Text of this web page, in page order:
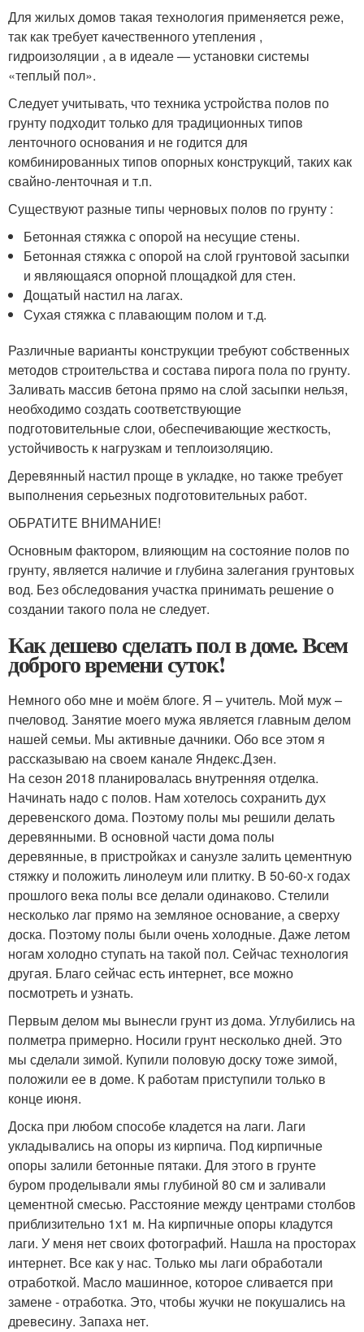
Для жилых домов такая технология применяется реже,
так как требует качественного утепления ,
гидроизоляции , а в идеале — установки системы
«теплый пол».
Следует учитывать, что техника устройства полов по
грунту подходит только для традиционных типов
ленточного основания и не годится для
комбинированных типов опорных конструкций, таких как
свайно-ленточная и т.п.
Существуют разные типы черновых полов по грунту :
Бетонная стяжка с опорой на несущие стены.
Бетонная стяжка с опорой на слой грунтовой засыпки
и являющаяся опорной площадкой для стен.
Дощатый настил на лагах.
Сухая стяжка с плавающим полом и т.д.
Различные варианты конструкции требуют собственных
методов строительства и состава пирога пола по грунту.
Заливать массив бетона прямо на слой засыпки нельзя,
необходимо создать соответствующие
подготовительные слои, обеспечивающие жесткость,
устойчивость к нагрузкам и теплоизоляцию.
Деревянный настил проще в укладке, но также требует
выполнения серьезных подготовительных работ.
ОБРАТИТЕ ВНИМАНИЕ!
Основным фактором, влияющим на состояние полов по
грунту, является наличие и глубина залегания грунтовых
вод. Без обследования участка принимать решение о
создании такого пола не следует.
Как дешево сделать пол в доме. Всем
доброго времени суток!
Немного обо мне и моём блоге. Я – учитель. Мой муж –
пчеловод. Занятие моего мужа является главным делом
нашей семьи. Мы активные дачники. Обо все этом я
рассказываю на своем канале Яндекс.Дзен.
На сезон 2018 планировалась внутренняя отделка.
Начинать надо с полов. Нам хотелось сохранить дух
деревенского дома. Поэтому полы мы решили делать
деревянными. В основной части дома полы
деревянные, в пристройках и санузле залить цементную
стяжку и положить линолеум или плитку. В 50-60-х годах
прошлого века полы все делали одинаково. Стелили
несколько лаг прямо на земляное основание, а сверху
доска. Поэтому полы были очень холодные. Даже летом
ногам холодно ступать на такой пол. Сейчас технология
другая. Благо сейчас есть интернет, все можно
посмотреть и узнать.
Первым делом мы вынесли грунт из дома. Углубились на
полметра примерно. Носили грунт несколько дней. Это
мы сделали зимой. Купили половую доску тоже зимой,
положили ее в доме. К работам приступили только в
конце июня.
Доска при любом способе кладется на лаги. Лаги
укладывались на опоры из кирпича. Под кирпичные
опоры залили бетонные пятаки. Для этого в грунте
буром проделывали ямы глубиной 80 см и заливали
цементной смесью. Расстояние между центрами столбов
приблизительно 1х1 м. На кирпичные опоры кладутся
лаги. У меня нет своих фотографий. Нашла на просторах
интернет. Все как у нас. Только мы лаги обработали
отработкой. Масло машинное, которое сливается при
замене - отработка. Это, чтобы жучки не покушались на
древесину. Запаха нет.